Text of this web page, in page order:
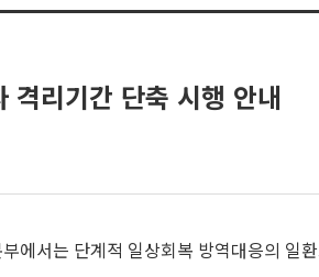
격리기간 단축 시행 안내
에서는 단계적 일상회복 방역대응의 일